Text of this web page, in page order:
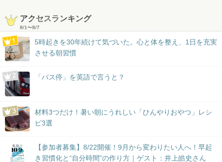
アクセスランキング
8/1〜8/7
5時起きを30年続けて気づいた。心と体を整え、1日を充実
させる朝習慣
「バス停」を英語で言うと？
材料3つだけ！暑い朝にうれしい「ひんやりおやつ」レシ
ピ3選
【参加者募集】8/22開催！9月から変わりたい人へ！早起
き習慣化と“自分時間”の作り方｜ゲスト：井上皓史さん